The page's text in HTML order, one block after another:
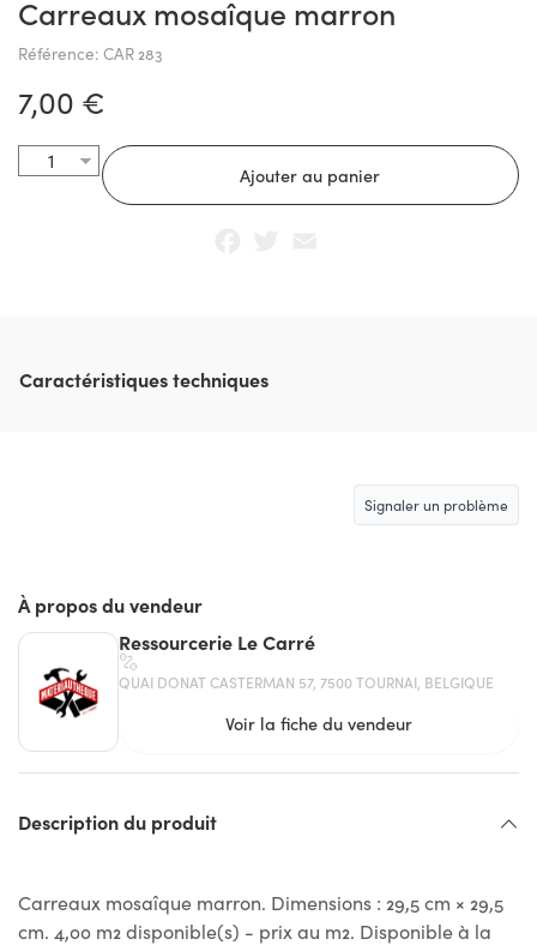
Carreaux mosaîque marron
Référence: CAR 283
7,00 €
Caractéristiques techniques
Signaler un problème
À propos du vendeur
Ressourcerie Le Carré
QUAI DONAT CASTERMAN 57, 7500 TOURNAI, BELGIQUE
Voir la fiche du vendeur
Description du produit
Carreaux mosaîque marron. Dimensions : 29,5 cm × 29,5
cm. 4,00 m2 disponible(s) - prix au m2. Disponible à la